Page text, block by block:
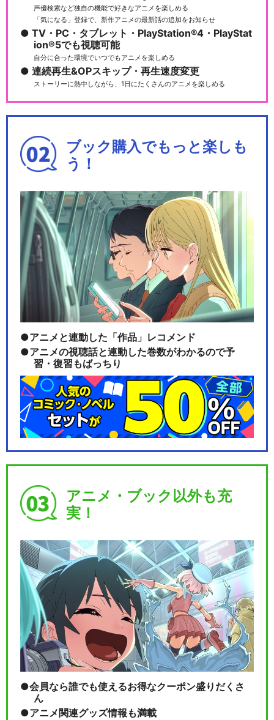
声優検索など独自の機能で好きなアニメを楽しめる
「気になる」登録で、新作アニメの最新話の追加をお知らせ
TV・PC・タブレット・PlayStation®4・PlayStat
ion®5でも視聴可能
自分に合った環境でいつでもアニメを楽しめる
連続再生&OPスキップ・再生速度変更
ストーリーに熱中しながら、1日にたくさんのアニメを楽しめる
ブック購入でもっと楽しも
う！
アニメと連動した「作品」レコメンド
アニメの視聴話と連動した巻数がわかるので予
習・復習もばっちり
アニメ・ブック以外も充
実！
会員なら誰でも使えるお得なクーポン盛りだくさ
ん
アニメ関連グッズ情報も満載